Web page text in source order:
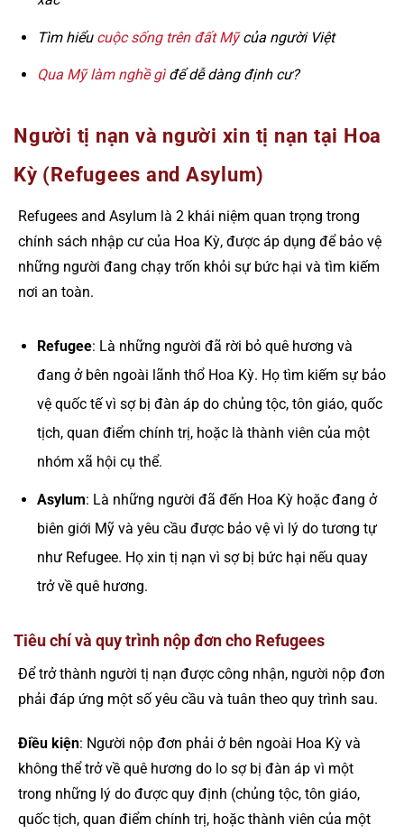
Tìm hiểu cuộc sống trên đất Mỹcủa người Việt
Qua Mỹ làm nghề gìđể dễ dàng định cư?
Người tị nạn và người xin tị nạn tại Hoa
Kỳ (Refugees and Asylum)
Refugees and Asylum là 2 khái niệm quan trọng trong
chính sách nhập cư của Hoa Kỳ, được áp dụng để bảo vệ
những người đang chạy trốn khỏi sự bức hại và tìm kiếm
nơi an toàn.
Refugee: Là những người đã rời bỏ quê hương và
đang ở bên ngoài lãnh thổ Hoa Kỳ. Họ tìm kiếm sự bảo
vệ quốc tế vì sợ bị đàn áp do chủng tộc, tôn giáo, quốc
tịch, quan điểm chính trị, hoặc là thành viên của một
nhóm xã hội cụ thể.
Asylum: Là những người đã đến Hoa Kỳ hoặc đang ở
biên giới Mỹ và yêu cầu được bảo vệ vì lý do tương tự
như Refugee. Họ xin tị nạn vì sợ bị bức hại nếu quay
trở về quê hương.
Tiêu chí và quy trình nộp đơn cho Refugees
Để trở thành người tị nạn được công nhận, người nộp đơn
phải đáp ứng một số yêu cầu và tuân theo quy trình sau.
Điều kiện: Người nộp đơn phải ở bên ngoài Hoa Kỳ và
không thể trở về quê hương do lo sợ bị đàn áp vì một
trong những lý do được quy định (chủng tộc, tôn giáo,
quốc tịch, quan điểm chính trị, hoặc thành viên của một